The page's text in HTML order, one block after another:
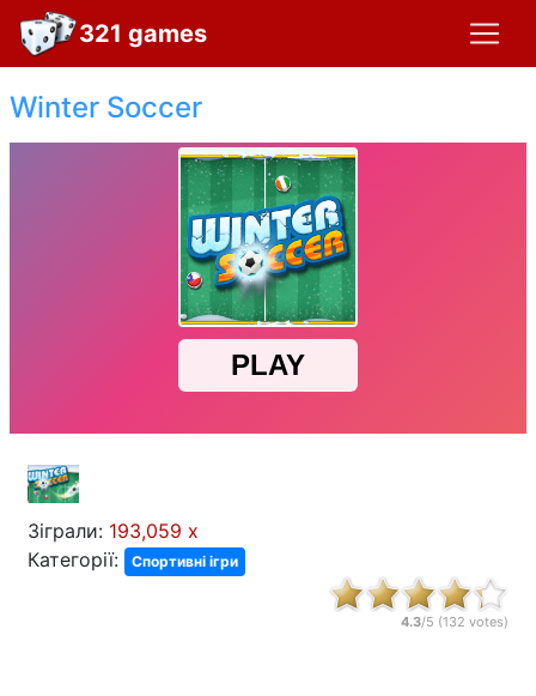
321 games
Winter Soccer
Зіграли: 193,059 x
Категорії:
Спортивні ігри
4.3/5 (132 votes)